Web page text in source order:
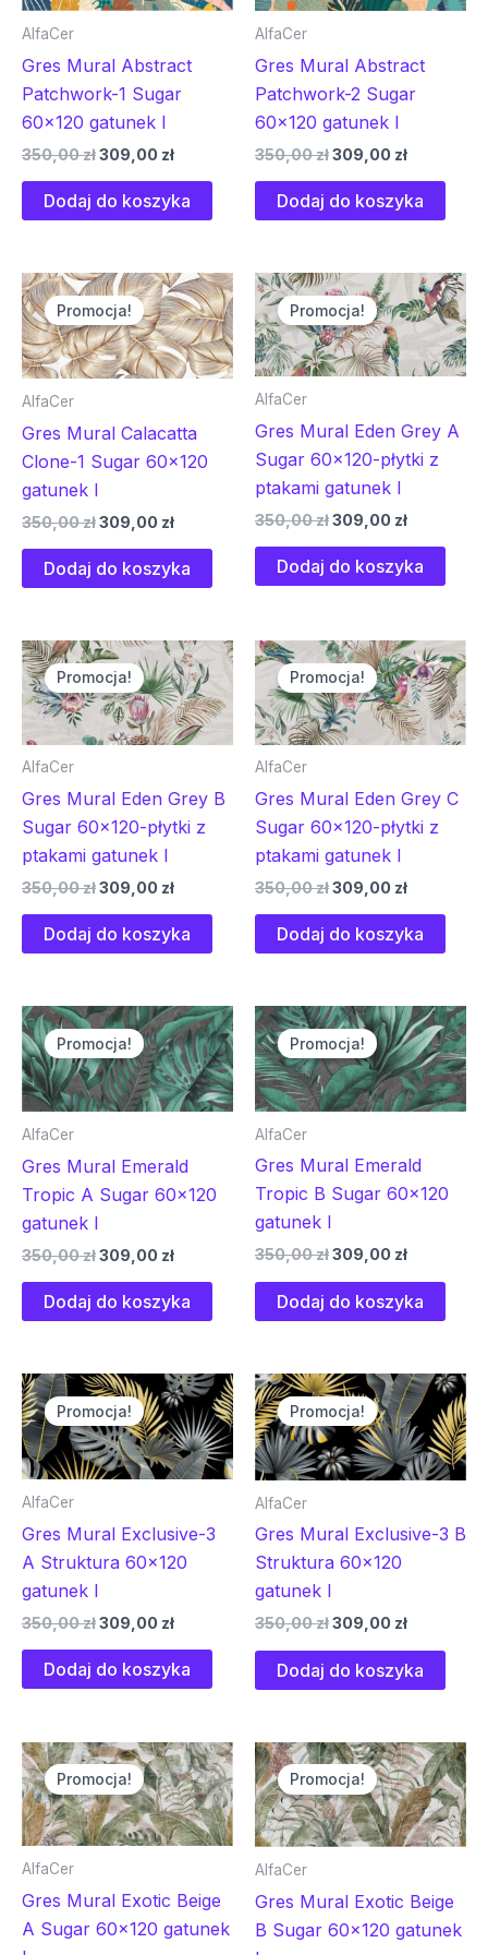
AlfaCer
Gres Mural Abstract
Patchwork-1 Sugar
60×120 gatunek I
350,00zł309,00 zł
Dodaj do koszyka
AlfaCer
Gres Mural Abstract
Patchwork-2 Sugar
60×120 gatunek I
350,00zł309,00 zł
Dodaj do koszyka
Promocja!
AlfaCer
Gres Mural Calacatta
Clone-1 Sugar 60×120
gatunek I
350,00zł
Pierwotna
cena
wynosiła:
350,00 zł.
309,00 zł
Aktualna
cena
wynosi:
309,00 zł.
Dodaj do koszyka
Promocja!
AlfaCer
Gres Mural Eden Grey A
Sugar 60×120-płytki z
ptakami gatunek I
350,00zł
Pierwotna
cena
wynosiła:
350,00 zł.
309,00 zł
Aktualna
cena
wynosi:
309,00 zł.
Dodaj do koszyka
Promocja!
AlfaCer
Gres Mural Eden Grey B
Sugar 60×120-płytki z
ptakami gatunek I
350,00zł
Pierwotna
cena
wynosiła:
350,00 zł.
309,00 zł
Aktualna
cena
wynosi:
309,00 zł.
Dodaj do koszyka
Promocja!
AlfaCer
Gres Mural Eden Grey C
Sugar 60×120-płytki z
ptakami gatunek I
350,00zł
Pierwotna
cena
wynosiła:
350,00 zł.
309,00 zł
Aktualna
cena
wynosi:
309,00 zł.
Dodaj do koszyka
Promocja!
AlfaCer
Gres Mural Emerald
Tropic A Sugar 60×120
gatunek I
350,00zł
Pierwotna
cena
wynosiła:
350,00 zł.
309,00 zł
Aktualna
cena
wynosi:
309,00 zł.
Dodaj do koszyka
Promocja!
AlfaCer
Gres Mural Emerald
Tropic B Sugar 60×120
gatunek I
350,00zł
Pierwotna
cena
wynosiła:
350,00 zł.
309,00 zł
Aktualna
cena
wynosi:
309,00 zł.
Dodaj do koszyka
Promocja!
AlfaCer
Gres Mural Exclusive-3
A Struktura 60×120
gatunek I
350,00zł
Pierwotna
cena
wynosiła:
350,00 zł.
309,00 zł
Aktualna
cena
wynosi:
309,00 zł.
Dodaj do koszyka
Promocja!
AlfaCer
Gres Mural Exclusive-3 B
Struktura 60×120
gatunek I
350,00zł
Pierwotna
cena
wynosiła:
350,00 zł.
309,00 zł
Aktualna
cena
wynosi:
309,00 zł.
Dodaj do koszyka
Promocja!
AlfaCer
Gres Mural Exotic Beige
A Sugar 60×120 gatunek
Pierwotna
cena
wynosiła:
350,00 zł.
Aktualna
cena
wynosi:
309,00 zł.
Promocja!
AlfaCer
Gres Mural Exotic Beige
B Sugar 60×120 gatunek
Pierwotna
cena
wynosiła:
350,00 zł.
Aktualna
cena
wynosi:
309,00 zł.